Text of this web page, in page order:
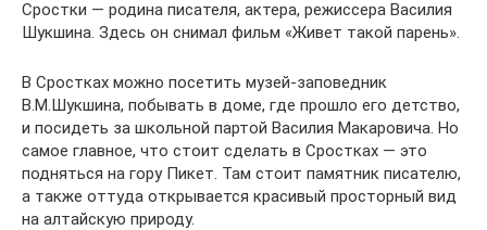
Сростки — родина писателя, актера, режиссера Василия
Шукшина. Здесь он снимал фильм «Живет такой парень».
В Сростках можно посетить музей-заповедник
В.М.Шукшина, побывать в доме, где прошло его детство,
и посидеть за школьной партой Василия Макаровича. Но
самое главное, что стоит сделать в Сростках — это
подняться на гору Пикет. Там стоит памятник писателю,
а также оттуда открывается красивый просторный вид
на алтайскую природу.